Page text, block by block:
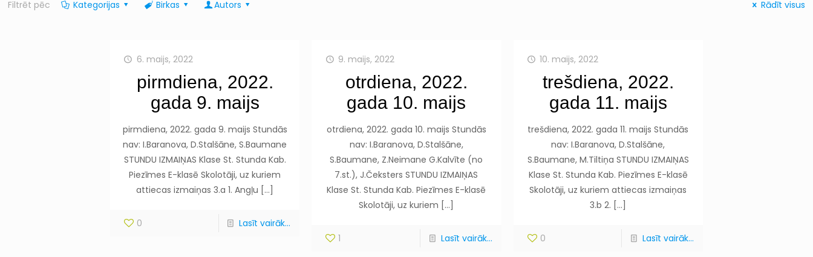
Filtrēt pēc Kategorijas Birkas Autors Rādīt visus
6. maijs, 2022
pirmdiena, 2022.
gada 9. maijs
pirmdiena, 2022. gada 9. maijs Stundās
nav: I.Baranova, D.Stalšāne, S.Baumane
STUNDU IZMAIŅAS Klase St. Stunda Kab.
Piezīmes E-klasē Skolotāji, uz kuriem
attiecas izmaiņas 3.a 1. Angļu […]
0 Lasīt vairāk...
9. maijs, 2022
otrdiena, 2022.
gada 10. maijs
otrdiena, 2022. gada 10. maijs Stundās
nav: I.Baranova, D.Stalšāne,
S.Baumane, Z.Neimane G.Kalvīte (no
7.st.), J.Čeksters STUNDU IZMAIŅAS
Klase St. Stunda Kab. Piezīmes E-klasē
Skolotāji, uz kuriem […]
1 Lasīt vairāk...
10. maijs, 2022
trešdiena, 2022.
gada 11. maijs
trešdiena, 2022. gada 11. maijs Stundās
nav: I.Baranova, D.Stalšāne,
S.Baumane, M.Tiltiņa STUNDU IZMAIŅAS
Klase St. Stunda Kab. Piezīmes E-klasē
Skolotāji, uz kuriem attiecas izmaiņas
3.b 2. […]
0 Lasīt vairāk...